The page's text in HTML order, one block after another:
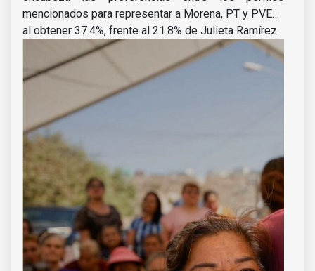
mencionados para representar a Morena, PT y PVEM,
al obtener 37.4%, frente al 21.8% de Julieta Ramírez.